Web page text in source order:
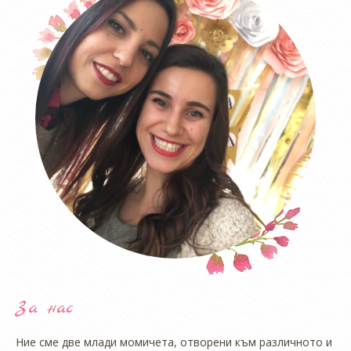
За нас
Ние сме две млади момичета, отворени към различното и